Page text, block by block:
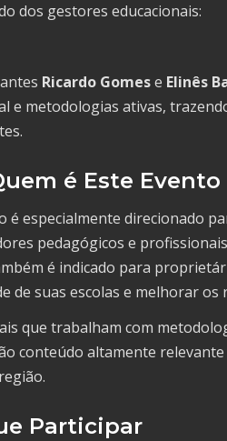
dos gestores educacionais:
Ricardo Gomese Elinês
e metodologias ativas,
é Este Evento
é especialmente direcionado
pedagógicos e
é indicado para
de suas escolas e melhorar os
que trabalham com
conteúdo altamente
Participar